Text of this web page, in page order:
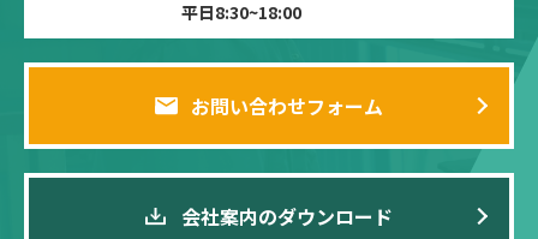
平日8:30~18:00
お問い合わせフォーム
会社案内のダウンロード